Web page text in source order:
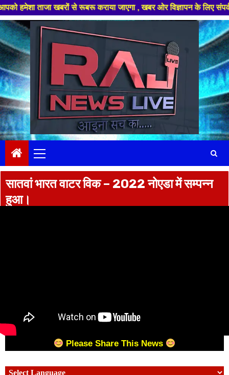
खबरों से रूबरू कराया जाएगा , खबर ओर विज्ञापन के लिए संपर्क करे
Skip
to
content
Menu
सातवां भारत वाटर विक – 2022 नोएडा में सम्पन्न
हुआ।
Please Share This News